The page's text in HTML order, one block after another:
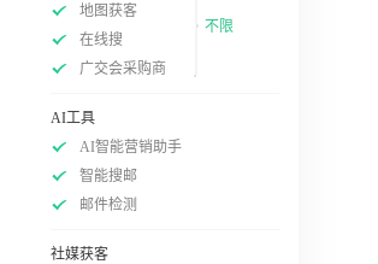
地图获客
在线搜
广交会采购商
不限
AI工具
AI智能营销助手
智能搜邮
邮件检测
社媒获客